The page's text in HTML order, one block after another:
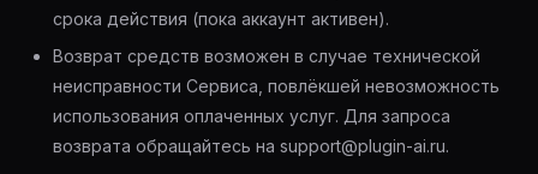
срока действия (пока аккаунт активен).
Возврат средств возможен в случае технической
неисправности Сервиса, повлёкшей невозможность
использования оплаченных услуг. Для запроса
возврата обращайтесь на support@plugin-ai.ru.